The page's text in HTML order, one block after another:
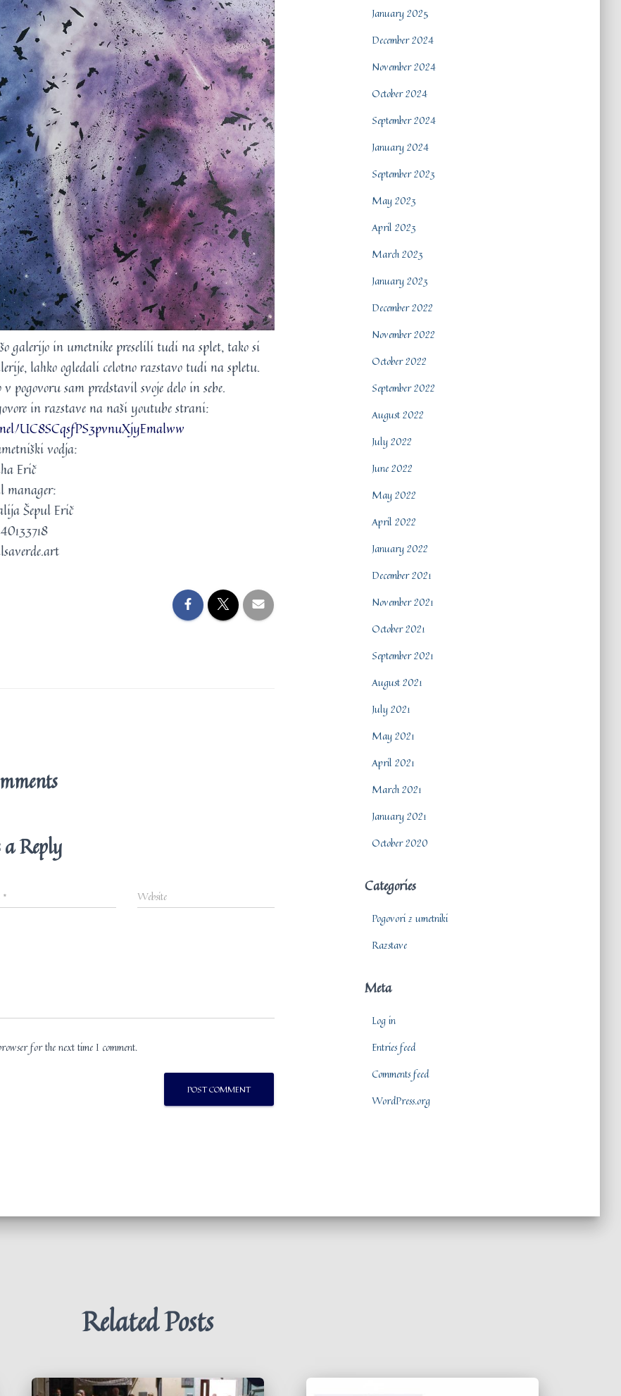
galerijo in umetnike preselili tudi na splet, tako si
lahko ogledali celotno razstavo tudi na spletu.
sam predstavil svoje delo in sebe.
in razstave na naši youtube strani:
UC8SCqsfPS3pvnuXjyEmalww
vodja:
Erič
manager:
Šepul Erič
a Reply
* Website
for the next time I comment.
January 2025
December 2024
November 2024
October 2024
September 2024
January 2024
September 2023
May 2023
April 2023
March 2023
January 2023
December 2022
November 2022
October 2022
September 2022
August 2022
July 2022
June 2022
May 2022
April 2022
January 2022
December 2021
November 2021
October 2021
September 2021
August 2021
July 2021
May 2021
April 2021
March 2021
January 2021
October 2020
Categories
Pogovori z umetniki
Razstave
Meta
Log in
Entries feed
Comments feed
WordPress.org
Related Posts